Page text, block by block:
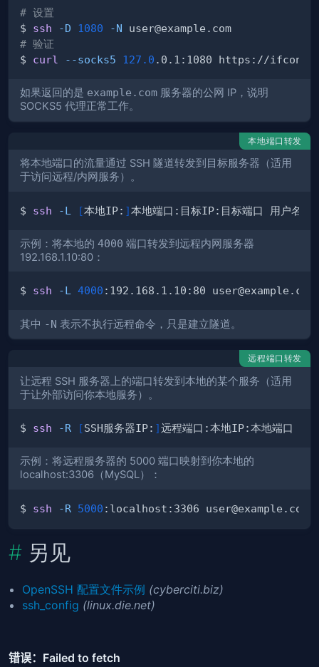
# 设置
$ ssh -D 1080 -N
# 验证
$ curl --socks5 127.0
如果返回的是 example.com 服务器的公网 IP，说明
SOCKS5 代理正常工作。
本地端口转发
将本地端口的流量通过 SSH 隧道转发到目标服务器（适用
于访问远程/内网服务）。
$ ssh -L [本地IP: ]本地端口:目标IP:目标端口 用户名
示例：将本地的 4000 端口转发到远程内网服务器
192.168.1.10:80：
$ ssh -L 4000 :192.168.1.10:80
其中 -N 表示不执行远程命令，只是建立隧道。
远程端口转发
让远程 SSH 服务器上的端口转发到本地的某个服务（适用
于让外部访问你本地服务）。
$ ssh -R [SSH服务器IP: ]远程端口:本地IP:本地端口 用
示例：将远程服务器的 5000 端口映射到你本地的
localhost:3306（MySQL）：
$ ssh -R 5000 :localhost:3306 user@example.com
另见
OpenSSH 配置文件示例 (cyberciti.biz)
ssh_config (linux.die.net)